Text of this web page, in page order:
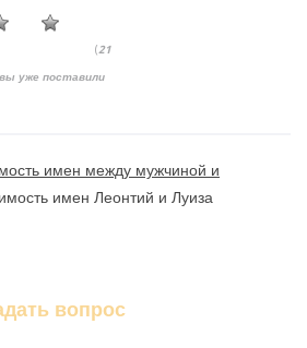
(21
вы уже поставили
имен между мужчиной и
имен Леонтий и Луиза
вопрос